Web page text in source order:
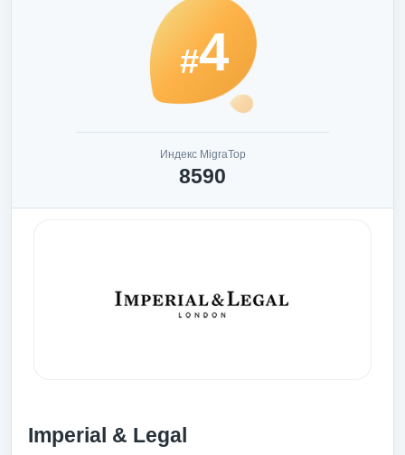
#4
Индекс MigraTop
8590
Imperial & Legal